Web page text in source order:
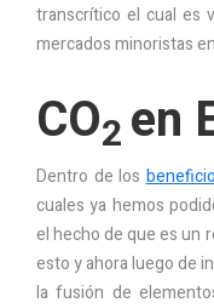
transcrítico el cual es
mercados minoristas
CO2 en
Dentro de los
cuales ya hemos
el hecho de que es un
esto y ahora luego de
la fusión de